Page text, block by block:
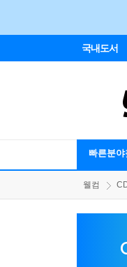
국내도서
빠른분야
웰컴